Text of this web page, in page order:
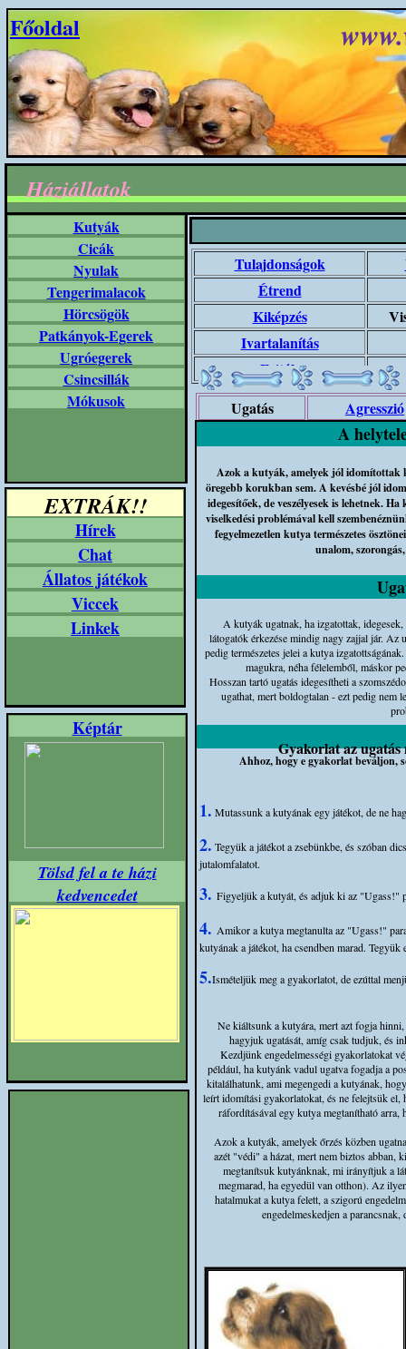
Kutyák
Nyulak
Hörcsögök
Tengerimalacok
Patkányok-Egerek
Ugróegerek
Csincsillák
Mókusok
Háziállatok
Tölsd fel a te házi
kedvencedet
EXTRÁK!!
Hírek
Chat
Állatos játékok
Képtár
Cicák
Viccek
Linkek
Tulajdonságok
Étrend
Kiképzés
Ivartalanítás
Fajták
Főoldal
Ugatás Agresszió
Ne kiáltsunk a kutyára, mert azt fogja
hagyjuk ugatását, amíg csak tudjuk, és
Kezdjünk engedelmességi gyakorlatokat
például, ha kutyánk vadul ugatva fogadja a
kitalálhatunk, ami megengedi a kutyának,
leírt idomítási gyakorlatokat, és ne felejtsük
ráfordításával egy kutya megtanítható
Azok a kutyák, amelyek őrzés közben
azét "védi" a házat, mert nem biztos abban,
megtanítsuk kutyánknak, mi irányítjuk a
megmarad, ha egyedül van otthon). Az
hatalmukat a kutya felett, a szigorú
engedelmeskedjen a
A
Azok a kutyák, amelyek jól
öregebb korukban sem. A kevésbé jól
idegesítőek, de veszélyesek is lehetnek.
viselkedési problémával kell
fegyelmezetlen kutya természetes
unalom,
A kutyák ugatnak, ha izgatottak,
látogatók érkezése mindig nagy zajjal jár. Az
pedig természetes jelei a kutya
magukra, néha félelemből, máskor
Hosszan tartó ugatás idegesítheti a
ugathat, mert boldogtalan - ezt pedig
Ahhoz, hogy e gyakorlat beváljon,
Gyakorlat az ugatás
1. Mutassunk a kutyának egy játékot, de ne
2. Tegyük a játékot a zsebünkbe, és szóban
jutalomfalatot.
3. Figyeljük a kutyát, és adjuk ki az "Ugass!"
4. Amikor a kutya megtanulta az "Ugass!"
kutyának a játékot, ha csendben marad.
5.Ismételjük meg a gyakorlatot, de ezúttal